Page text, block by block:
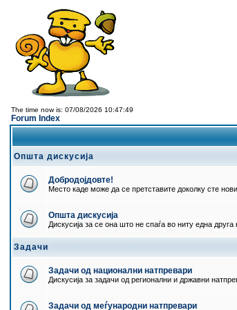
The time now is: 07/08/2026 10:47:49
Forum Index
Општа дискусија
Добродојдовте!
Место каде може да се претставите доколку сте
Општа дискусија
Дискусија за се она што не спаѓа во ниту една друга
Задачи
Задачи од национални натпревари
Дискусија за задачи од регионални и државни
Задачи од меѓународни натпревари